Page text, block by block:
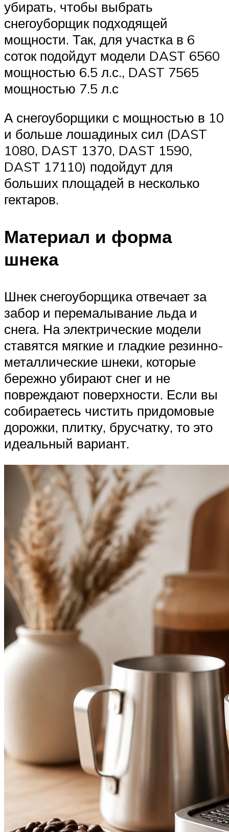
убирать, чтобы выбрать
снегоуборщик подходящей
мощности. Так, для участка в 6
соток подойдут модели DAST 6560
мощностью 6.5 л.с., DAST 7565
мощностью 7.5 л.с
А снегоуборщики с мощностью в 10
и больше лошадиных сил (DAST
1080, DAST 1370, DAST 1590,
DAST 17110) подойдут для
больших площадей в несколько
гектаров.
Материал и форма
шнека
Шнек снегоуборщика отвечает за
забор и перемалывание льда и
снега. На электрические модели
ставятся мягкие и гладкие резинно-
металлические шнеки, которые
бережно убирают снег и не
повреждают поверхности. Если вы
собираетесь чистить придомовые
дорожки, плитку, брусчатку, то это
идеальный вариант.